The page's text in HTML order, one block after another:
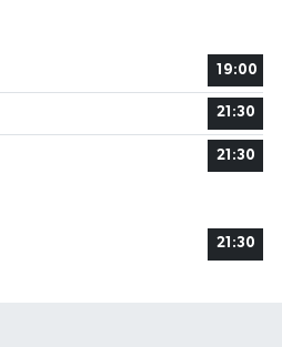
19:00
21:30
21:30
21:30